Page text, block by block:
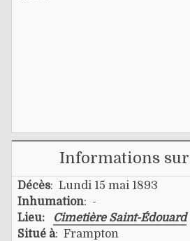
Informations sur
Décès: Lundi 15 mai 1893
Inhumation: -
Lieu:
Cimetière Saint-Édouard
Situé à: Frampton